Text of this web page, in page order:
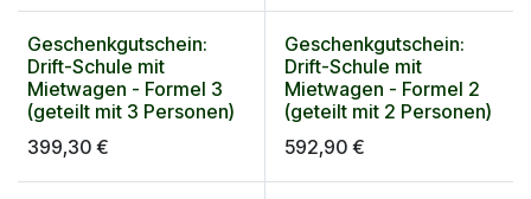
Geschenkgutschein
Geschenkgutschein:
Drift-Schule mit
Mietwagen - Formel 3
(geteilt mit 3 Personen)
399,30 € Geschenkgutschein
Geschenkgutschein:
Drift-Schule mit
Mietwagen - Formel 2
(geteilt mit 2 Personen)
592,90€